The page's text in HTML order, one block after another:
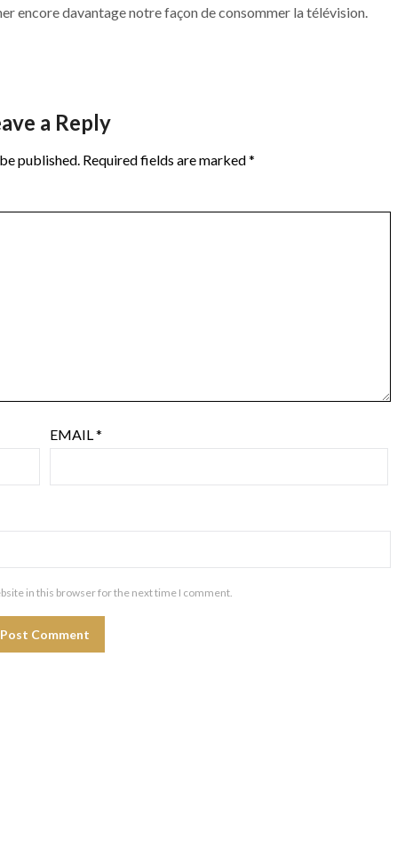
encore davantage notre façon de consommer la télévision.
a Reply
published. Required fields are marked*
EMAIL*
in this browser for the next time I comment.